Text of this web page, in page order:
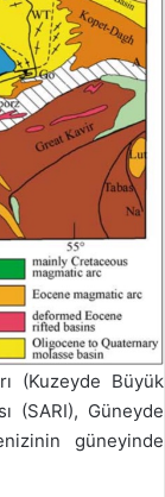
(Kuzeyde Büyük
(SARI), Güneyde
güneyinde